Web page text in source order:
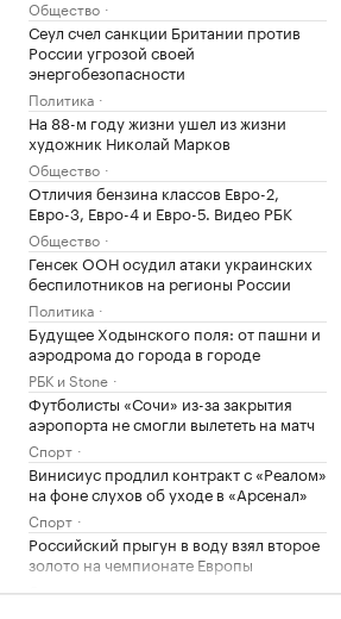
Общество
Сеул счел санкции Британии против
России угрозой своей
энергобезопасности
Политика
На 88-м году жизни ушел из жизни
художник Николай Марков
Общество
Отличия бензина классов Евро-2,
Евро-3, Евро-4 и Евро-5. Видео РБК
Общество
Генсек ООН осудил атаки украинских
беспилотников на регионы России
Политика
Будущее Ходынского поля: от пашни и
аэродрома до города в городе
РБК и Stone
Футболисты «Сочи» из-за закрытия
аэропорта не смогли вылететь на матч
Спорт
Винисиус продлил контракт с «Реалом»
на фоне слухов об уходе в «Арсенал»
Спорт
Российский прыгун в воду взял второе
золото на чемпионате Европы
Спорт